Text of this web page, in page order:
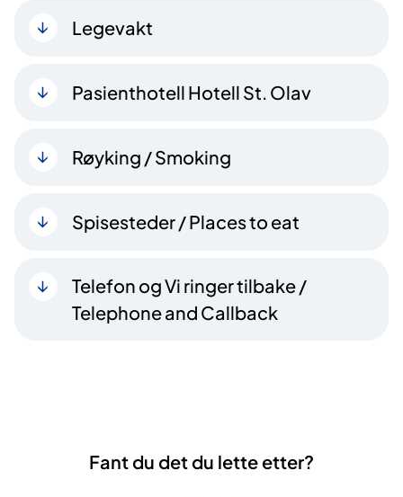
Legevakt
Pasienthotell Hotell St. Olav
Røyking / Smoking
Spisesteder / Places to eat
Telefon og Vi ringer tilbake /
Telephone and Callback
Fant du det du lette etter?